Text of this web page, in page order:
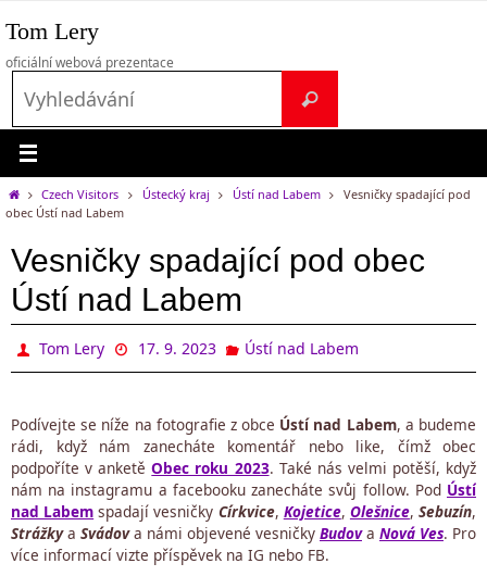
na
obsah
Tom Lery
oficiální webová prezentace
Vyhledávání
HomeCzech Visitors Ústecký kraj Ústí nad Labem
Vesničky spadající pod
obec Ústí nad Labem
Vesničky spadající pod obec
Ústí nad Labem
Tom Lery 17. 9. 2023 Ústí nad Labem
Podívejte se níže na fotografie z obce Ústí nad Labem, a budeme
rádi, když nám zanecháte komentář nebo like, čímž obec
podpoříte v anketěObec roku 2023. Také nás velmi potěší, když
nám na instagramu a facebooku zanecháte svůj follow. Pod Ústí
nad Labem spadají vesničky Církvice, Kojetice, Olešnice,Sebuzín,
Strážkya Svádova námi objevené vesničky Budov a Nová Ves. Pro
více informací vizte příspěvek na IG nebo FB.